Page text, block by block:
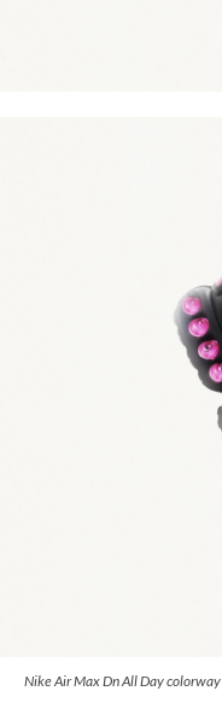
Nike Air Max Dn All Day colorway